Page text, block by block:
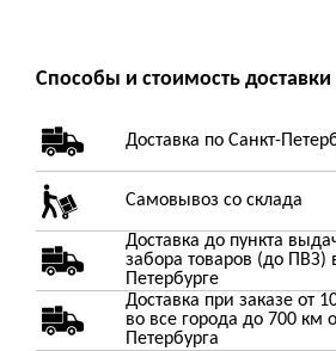
Способы и стоимость доставки
Доставка по Санкт-
Самовывоз со склада
Доставка до пункта
забора товаров (до ПВЗ)
Петербурге
Доставка при заказе от
во все города до 700 км
Петербурга